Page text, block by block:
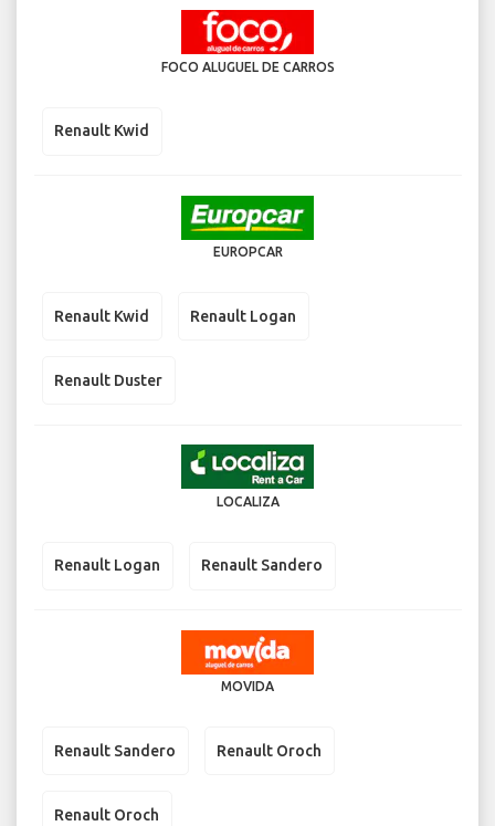
FOCO ALUGUEL DE CARROS
Renault Kwid
EUROPCAR
Renault Kwid Renault Logan
Renault Duster
LOCALIZA
Renault Logan Renault Sandero
MOVIDA
Renault Sandero Renault Oroch
Renault Oroch